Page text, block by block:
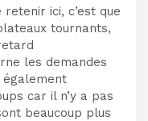
ici, c’est que
tournants,
les demandes
également
car il n’y a pas
beaucoup plus